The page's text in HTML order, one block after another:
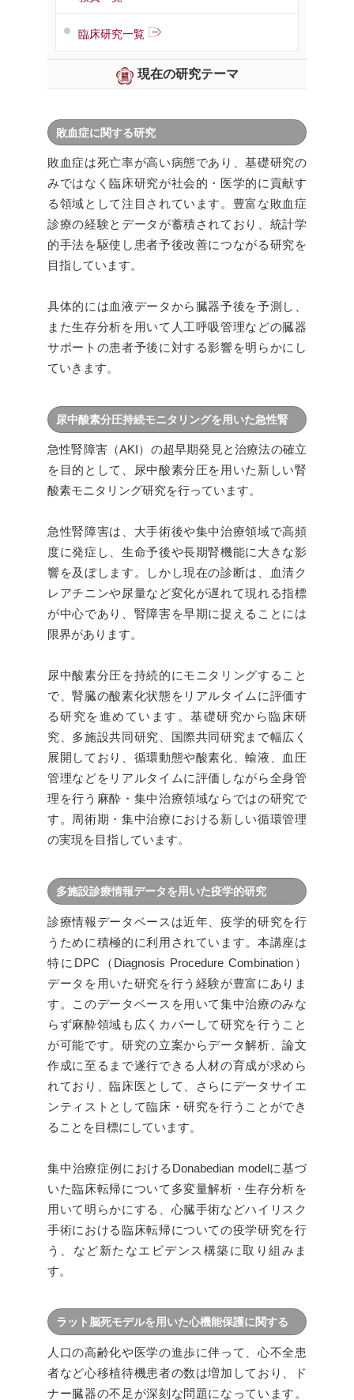
臨床研究一覧
現在の研究テーマ
敗血症に関する研究
敗血症は死亡率が高い病態であり、基礎研究の
みではなく臨床研究が社会的・医学的に貢献す
る領域として注目されています。豊富な敗血症
診療の経験とデータが蓄積されており、統計学
的手法を駆使し患者予後改善につながる研究を
目指しています。
具体的には血液データから臓器予後を予測し、
また生存分析を用いて人工呼吸管理などの臓器
サポートの患者予後に対する影響を明らかにし
ていきます。
尿中酸素分圧持続モニタリングを用いた急性腎
障害研究
急性腎障害（AKI）の超早期発見と治療法の確立
を目的として、尿中酸素分圧を用いた新しい腎
酸素モニタリング研究を行っています。
急性腎障害は、大手術後や集中治療領域で高頻
度に発症し、生命予後や長期腎機能に大きな影
響を及ぼします。しかし現在の診断は、血清ク
レアチニンや尿量など変化が遅れて現れる指標
が中心であり、腎障害を早期に捉えることには
限界があります。
尿中酸素分圧を持続的にモニタリングすること
で、腎臓の酸素化状態をリアルタイムに評価す
る研究を進めています。基礎研究から臨床研
究、多施設共同研究、国際共同研究まで幅広く
展開しており、循環動態や酸素化、輸液、血圧
管理などをリアルタイムに評価しながら全身管
理を行う麻酔・集中治療領域ならではの研究で
す。周術期・集中治療における新しい循環管理
の実現を目指しています。
多施設診療情報データを用いた疫学的研究
診療情報データベースは近年、疫学的研究を行
うために積極的に利用されています。本講座は
特にDPC（Diagnosis Procedure Combination）
データを用いた研究を行う経験が豊富にありま
す。このデータベースを用いて集中治療のみな
らず麻酔領域も広くカバーして研究を行うこと
が可能です。研究の立案からデータ解析、論文
作成に至るまで遂行できる人材の育成が求めら
れており、臨床医として、さらにデータサイエ
ンティストとして臨床・研究を行うことができ
ることを目標にしています。
集中治療症例におけるDonabedian modelに基づ
いた臨床転帰について多変量解析・生存分析を
用いて明らかにする、心臓手術などハイリスク
手術における臨床転帰についての疫学研究を行
う、など新たなエビデンス構築に取り組みま
す。
ラット脳死モデルを用いた心機能保護に関する
研究
人口の高齢化や医学の進歩に伴って、心不全患
者など心移植待機患者の数は増加しており、ド
ナー臓器の不足が深刻な問題になっています。